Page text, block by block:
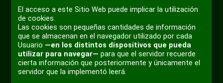
alojar, almacenar, guardar en la caché,
reproducir, publicar, exponer e interpretar (en
público o de otra forma), distribuir, transmitir,
modificar y adaptar el Contenido (incluyendo,
sin limitación, la realización de dicha adaptación
con el objetivo de ajustarlo a los requisitos de
cualquier red, dispositivo, servicio o medio a
El acceso a este Sitio Web puede implicar la utilización
de cookies.
Las cookies son pequeñas cantidades de información
que se almacenan en el navegador utilizado por cada
Usuario —en los distintos dispositivos que pueda
utilizar para navegar— para que el servidor recuerde
cierta información que posteriormente y únicamente el
servidor que la implementó leerá.